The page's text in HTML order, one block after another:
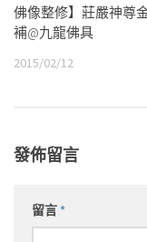
佛像整修】莊嚴神尊
補@九龍佛具
2015/02/12
發佈留言
留言*